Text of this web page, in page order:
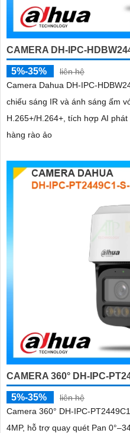
CAMERA DH-IPC-
5%-35%
liên hệ
Camera Dahua DH-IPC-
chiếu sáng IR và ánh sáng ấm
H.265+/H.264+, tích hợp AI
hàng rào ảo
CAMERA 360° DH-IPC-
5%-35%
liên hệ
Camera 360° DH-IPC-
4MP, hỗ trợ quay quét Pan